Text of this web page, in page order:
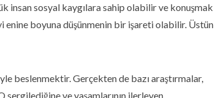
insan sosyal kaygılara sahip olabilir ve konuşmak
enine boyuna düşünmenin bir işareti olabilir. Üstün
beslenmektir. Gerçekten de bazı araştırmalar,
ve yaşamlarının ilerleyen